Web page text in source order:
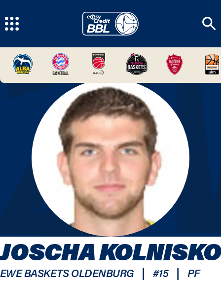
JOSCHA KOLNISKO
EWE BASKETS OLDENBURG | #15 | PF